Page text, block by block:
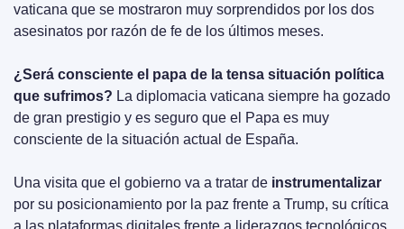
vaticana que se mostraron muy sorprendidos por los dos
asesinatos por razón de fe de los últimos meses.
¿Será consciente el papa de la tensa situación política
que sufrimos? La diplomacia vaticana siempre ha gozado
de gran prestigio y es seguro que el Papa es muy
consciente de la situación actual de España.
Una visita que el gobierno va a tratar de instrumentalizar
por su posicionamiento por la paz frente a Trump, su crítica
a las plataformas digitales frente a liderazgos tecnológicos